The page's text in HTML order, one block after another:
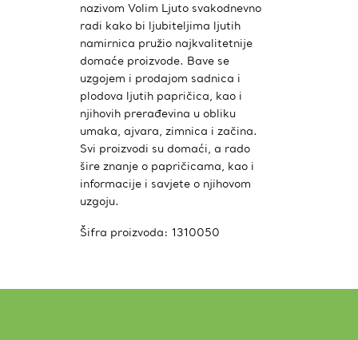
nazivom Volim Ljuto svakodnevno
radi kako bi ljubiteljima ljutih
namirnica pružio najkvalitetnije
domaće proizvode. Bave se
uzgojem i prodajom sadnica i
plodova ljutih papričica, kao i
njihovih prerađevina u obliku
umaka, ajvara, zimnica i začina.
Svi proizvodi su domaći, a rado
šire znanje o papričicama, kao i
informacije i savjete o njihovom
uzgoju.
Šifra proizvoda: 1310050